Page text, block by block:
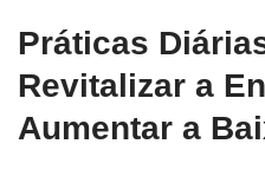
Práticas
Revitalizar a
Aumentar a